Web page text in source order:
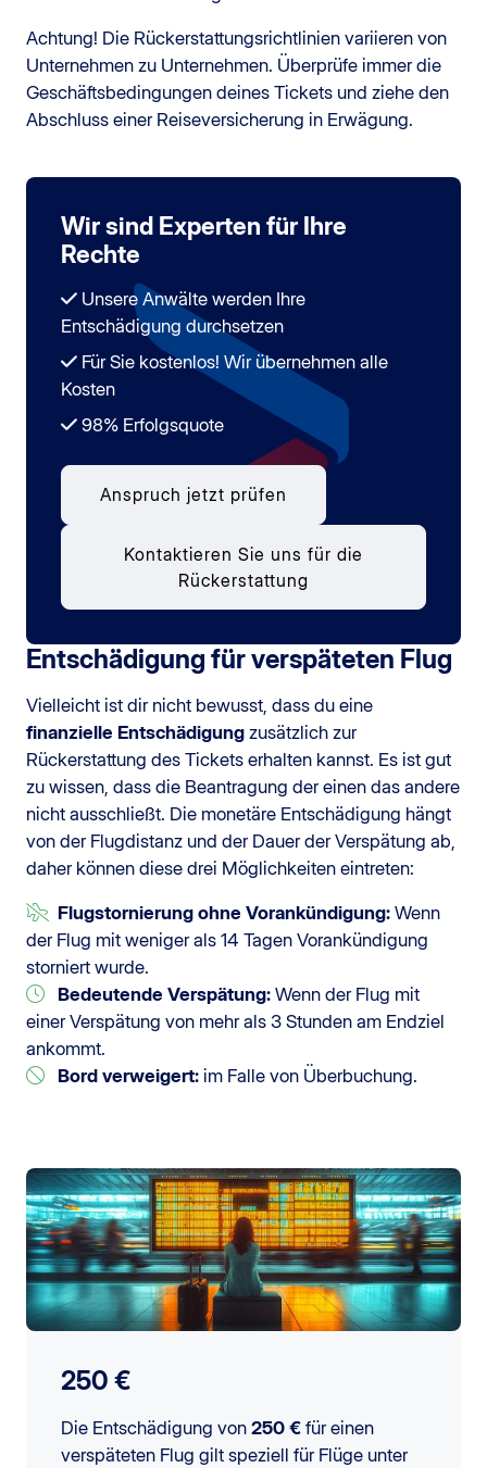
Achtung! Die Rückerstattungsrichtlinien variieren von
Unternehmen zu Unternehmen. Überprüfe immer die
Geschäftsbedingungen deines Tickets und ziehe den
Abschluss einer Reiseversicherung in Erwägung.
Wir sind Experten für Ihre
Rechte
Unsere Anwälte werden Ihre
Entschädigung durchsetzen
Für Sie kostenlos! Wir übernehmen alle
Kosten
98% Erfolgsquote
Anspruch jetzt prüfen
Kontaktieren Sie uns für die
Rückerstattung
Entschädigung für verspäteten Flug
Vielleicht ist dir nicht bewusst, dass du eine
finanzielle Entschädigung zusätzlich zur
Rückerstattung des Tickets erhalten kannst. Es ist gut
zu wissen, dass die Beantragung der einen das andere
nicht ausschließt. Die monetäre Entschädigung hängt
von der Flugdistanz und der Dauer der Verspätung ab,
daher können diese drei Möglichkeiten eintreten:
Flugstornierung ohne Vorankündigung: Wenn
der Flug mit weniger als 14 Tagen Vorankündigung
storniert wurde.
Bedeutende Verspätung: Wenn der Flug mit
einer Verspätung von mehr als 3 Stunden am Endziel
ankommt.
Bord verweigert: im Falle von Überbuchung.
250 €
Die Entschädigung von 250 € für einen
verspäteten Flug gilt speziell für Flüge unter